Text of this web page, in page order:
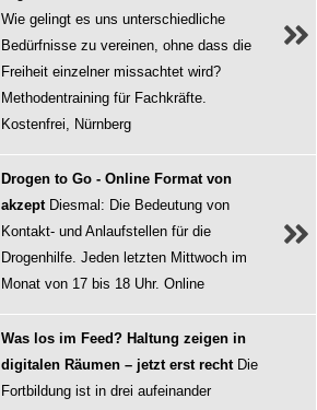
Wie gelingt es uns unterschiedliche
Bedürfnisse zu vereinen, ohne dass die
Freiheit einzelner missachtet wird?
Methodentraining für Fachkräfte.
Kostenfrei, Nürnberg
Drogen to Go - Online Format von
akzeptDiesmal: Die Bedeutung von
Kontakt- und Anlaufstellen für die
Drogenhilfe. Jeden letzten Mittwoch im
Monat von 17 bis 18 Uhr. Online
Was los im Feed? Haltung zeigen in
digitalen Räumen – jetzt erst rechtDie
Fortbildung ist in drei aufeinander